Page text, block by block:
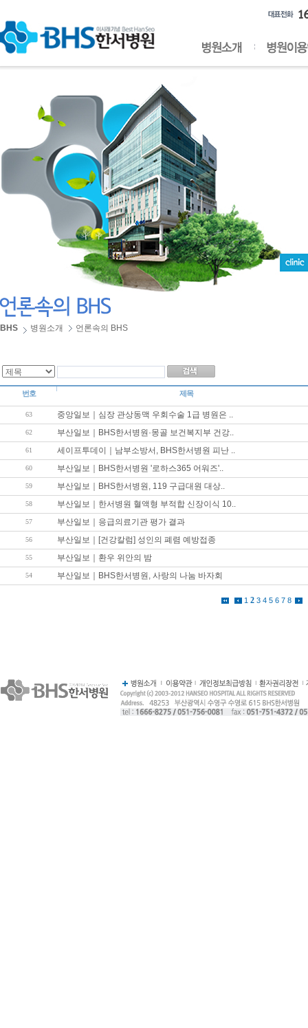
BHS 병원소개 언론속의 BHS
번호 제목
63 중앙일보｜심장 관상동맥 우회수술 1급 병원은 ..
62 부산일보｜BHS한서병원·몽골 보건복지부 건강..
61 세이프투데이｜남부소방서, BHS한서병원 피난 ..
60 부산일보｜BHS한서병원 '로하스365 어워즈'..
59 부산일보｜BHS한서병원, 119 구급대원 대상..
58 부산일보｜한서병원 혈액형 부적합 신장이식 10..
57 부산일보｜응급의료기관 평가 결과
56 부산일보｜[건강칼럼] 성인의 폐렴 예방접종
55 부산일보｜환우 위안의 밤
54 부산일보｜BHS한서병원, 사랑의 나눔 바자회
1 2 3 4 5 6 7 8